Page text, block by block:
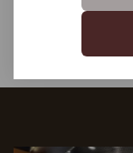
Написать